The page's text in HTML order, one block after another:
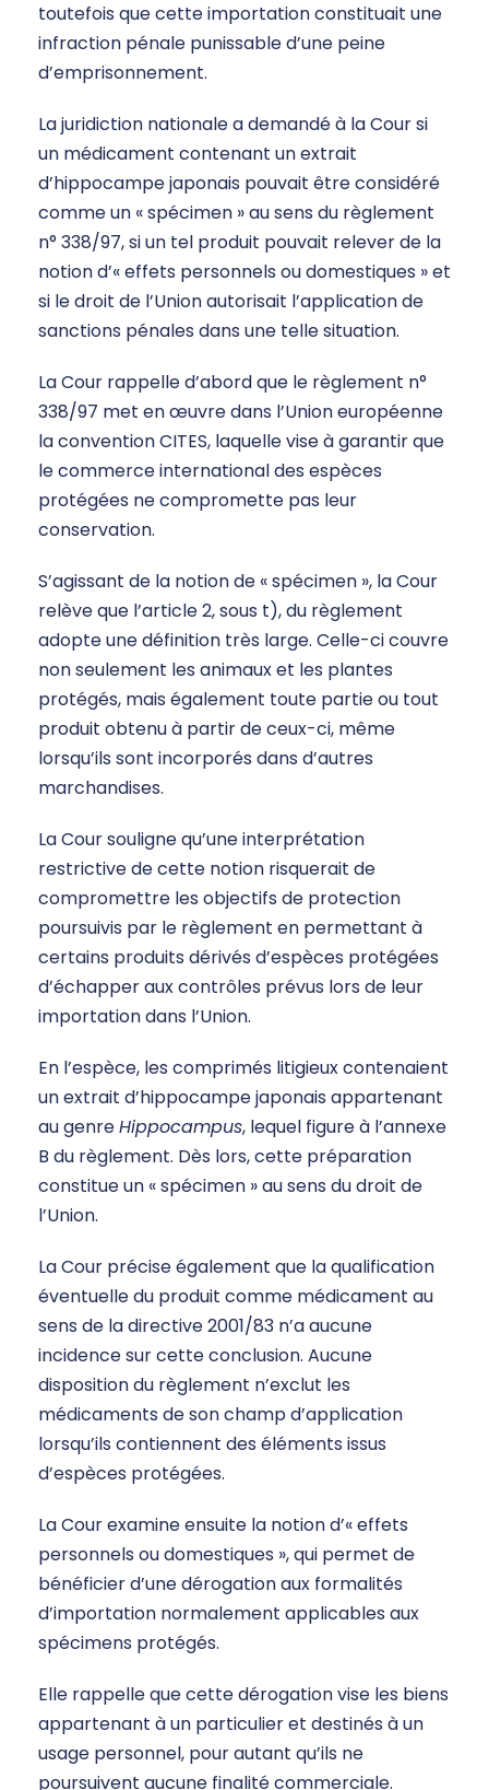
toutefois que cette importation constituait une
infraction pénale punissable d’une peine
d’emprisonnement.
La juridiction nationale a demandé à la Cour si
un médicament contenant un extrait
d’hippocampe japonais pouvait être considéré
comme un « spécimen » au sens du règlement
n° 338/97, si un tel produit pouvait relever de la
notion d’« effets personnels ou domestiques » et
si le droit de l’Union autorisait l’application de
sanctions pénales dans une telle situation.
La Cour rappelle d’abord que le règlement n°
338/97 met en œuvre dans l’Union européenne
la convention CITES, laquelle vise à garantir que
le commerce international des espèces
protégées ne compromette pas leur
conservation.
S’agissant de la notion de « spécimen », la Cour
relève que l’article 2, sous t), du règlement
adopte une définition très large. Celle-ci couvre
non seulement les animaux et les plantes
protégés, mais également toute partie ou tout
produit obtenu à partir de ceux-ci, même
lorsqu’ils sont incorporés dans d’autres
marchandises.
La Cour souligne qu’une interprétation
restrictive de cette notion risquerait de
compromettre les objectifs de protection
poursuivis par le règlement en permettant à
certains produits dérivés d’espèces protégées
d’échapper aux contrôles prévus lors de leur
importation dans l’Union.
En l’espèce, les comprimés litigieux contenaient
un extrait d’hippocampe japonais appartenant
au genreHippocampus, lequel figure à l’annexe
B du règlement. Dès lors, cette préparation
constitue un « spécimen » au sens du droit de
l’Union.
La Cour précise également que la qualification
éventuelle du produit comme médicament au
sens de la directive 2001/83 n’a aucune
incidence sur cette conclusion. Aucune
disposition du règlement n’exclut les
médicaments de son champ d’application
lorsqu’ils contiennent des éléments issus
d’espèces protégées.
La Cour examine ensuite la notion d’« effets
personnels ou domestiques », qui permet de
bénéficier d’une dérogation aux formalités
d’importation normalement applicables aux
spécimens protégés.
Elle rappelle que cette dérogation vise les biens
appartenant à un particulier et destinés à un
usage personnel, pour autant qu’ils ne
poursuivent aucune finalité commerciale.